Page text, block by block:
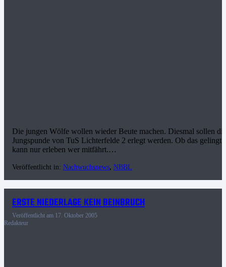
Die jungen Wölfe wollen wieder Beute machen. Diesmal sollen die
Jungspunde von TuS Lichterfelde 2 erlegt werden. Ob das gelingt
kann nur erleben wer mitfährt.…
Veröffentlicht in: Nachwuchsnews, NBBL
ERSTE NIEDERLAGE KEIN BEINBRUCH
Veröffentlicht am 17. Oktober 2005
Redakteur